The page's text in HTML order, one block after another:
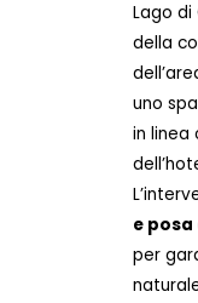
Lago
della
uno
in linea
e
per